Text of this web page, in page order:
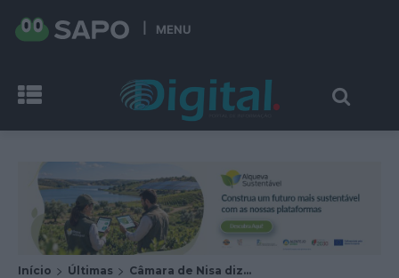
MENU
Início Últimas Câmara de Nisa diz...